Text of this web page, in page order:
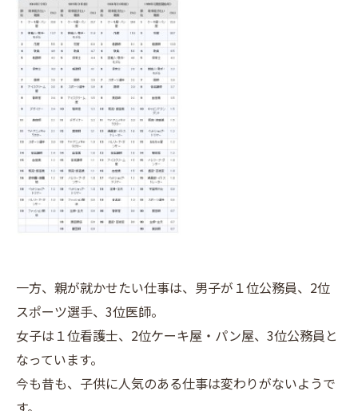
一方、親が就かせたい仕事は、男子が１位公務員、2位
スポーツ選手、3位医師。
女子は１位看護士、2位ケーキ屋・パン屋、3位公務員と
なっています。
今も昔も、子供に人気のある仕事は変わりがないようで